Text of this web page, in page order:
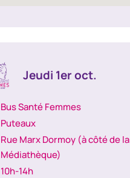
Jeudi 1er oct.
Bus Santé Femmes
Puteaux
Rue Marx Dormoy (à côté de la
Médiathèque)
10h-14h